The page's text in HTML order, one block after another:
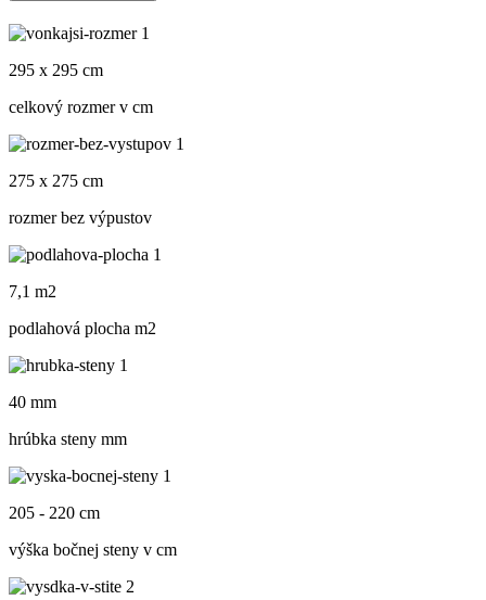
295 x 295 cm
celkový rozmer v cm
275 x 275 cm
rozmer bez výpustov
7,1 m2
podlahová plocha m2
40 mm
hrúbka steny mm
205 - 220 cm
výška bočnej steny v cm